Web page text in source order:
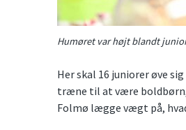
Humøret var højt blandt
Her skal 16 juniorer øve
træne til at være boldbørn,
Folmø lægge vægt på,